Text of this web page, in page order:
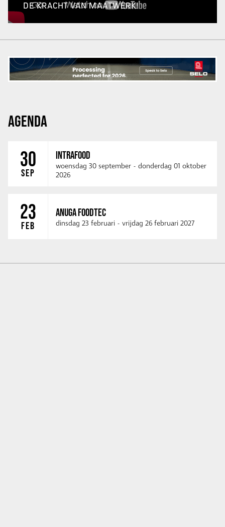
DE KRACHT VAN MAATWERK!
AGENDA
30
SEP
INTRAFOOD
woensdag 30 september - donderdag 01 oktober
2026
23
FEB
ANUGA FOODTEC
dinsdag 23 februari - vrijdag 26 februari 2027